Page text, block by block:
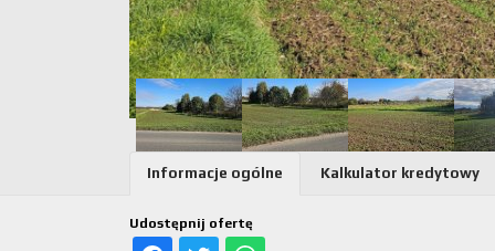
Udostępnij ofertę
Informacje ogólne Kalkulator kredytowy